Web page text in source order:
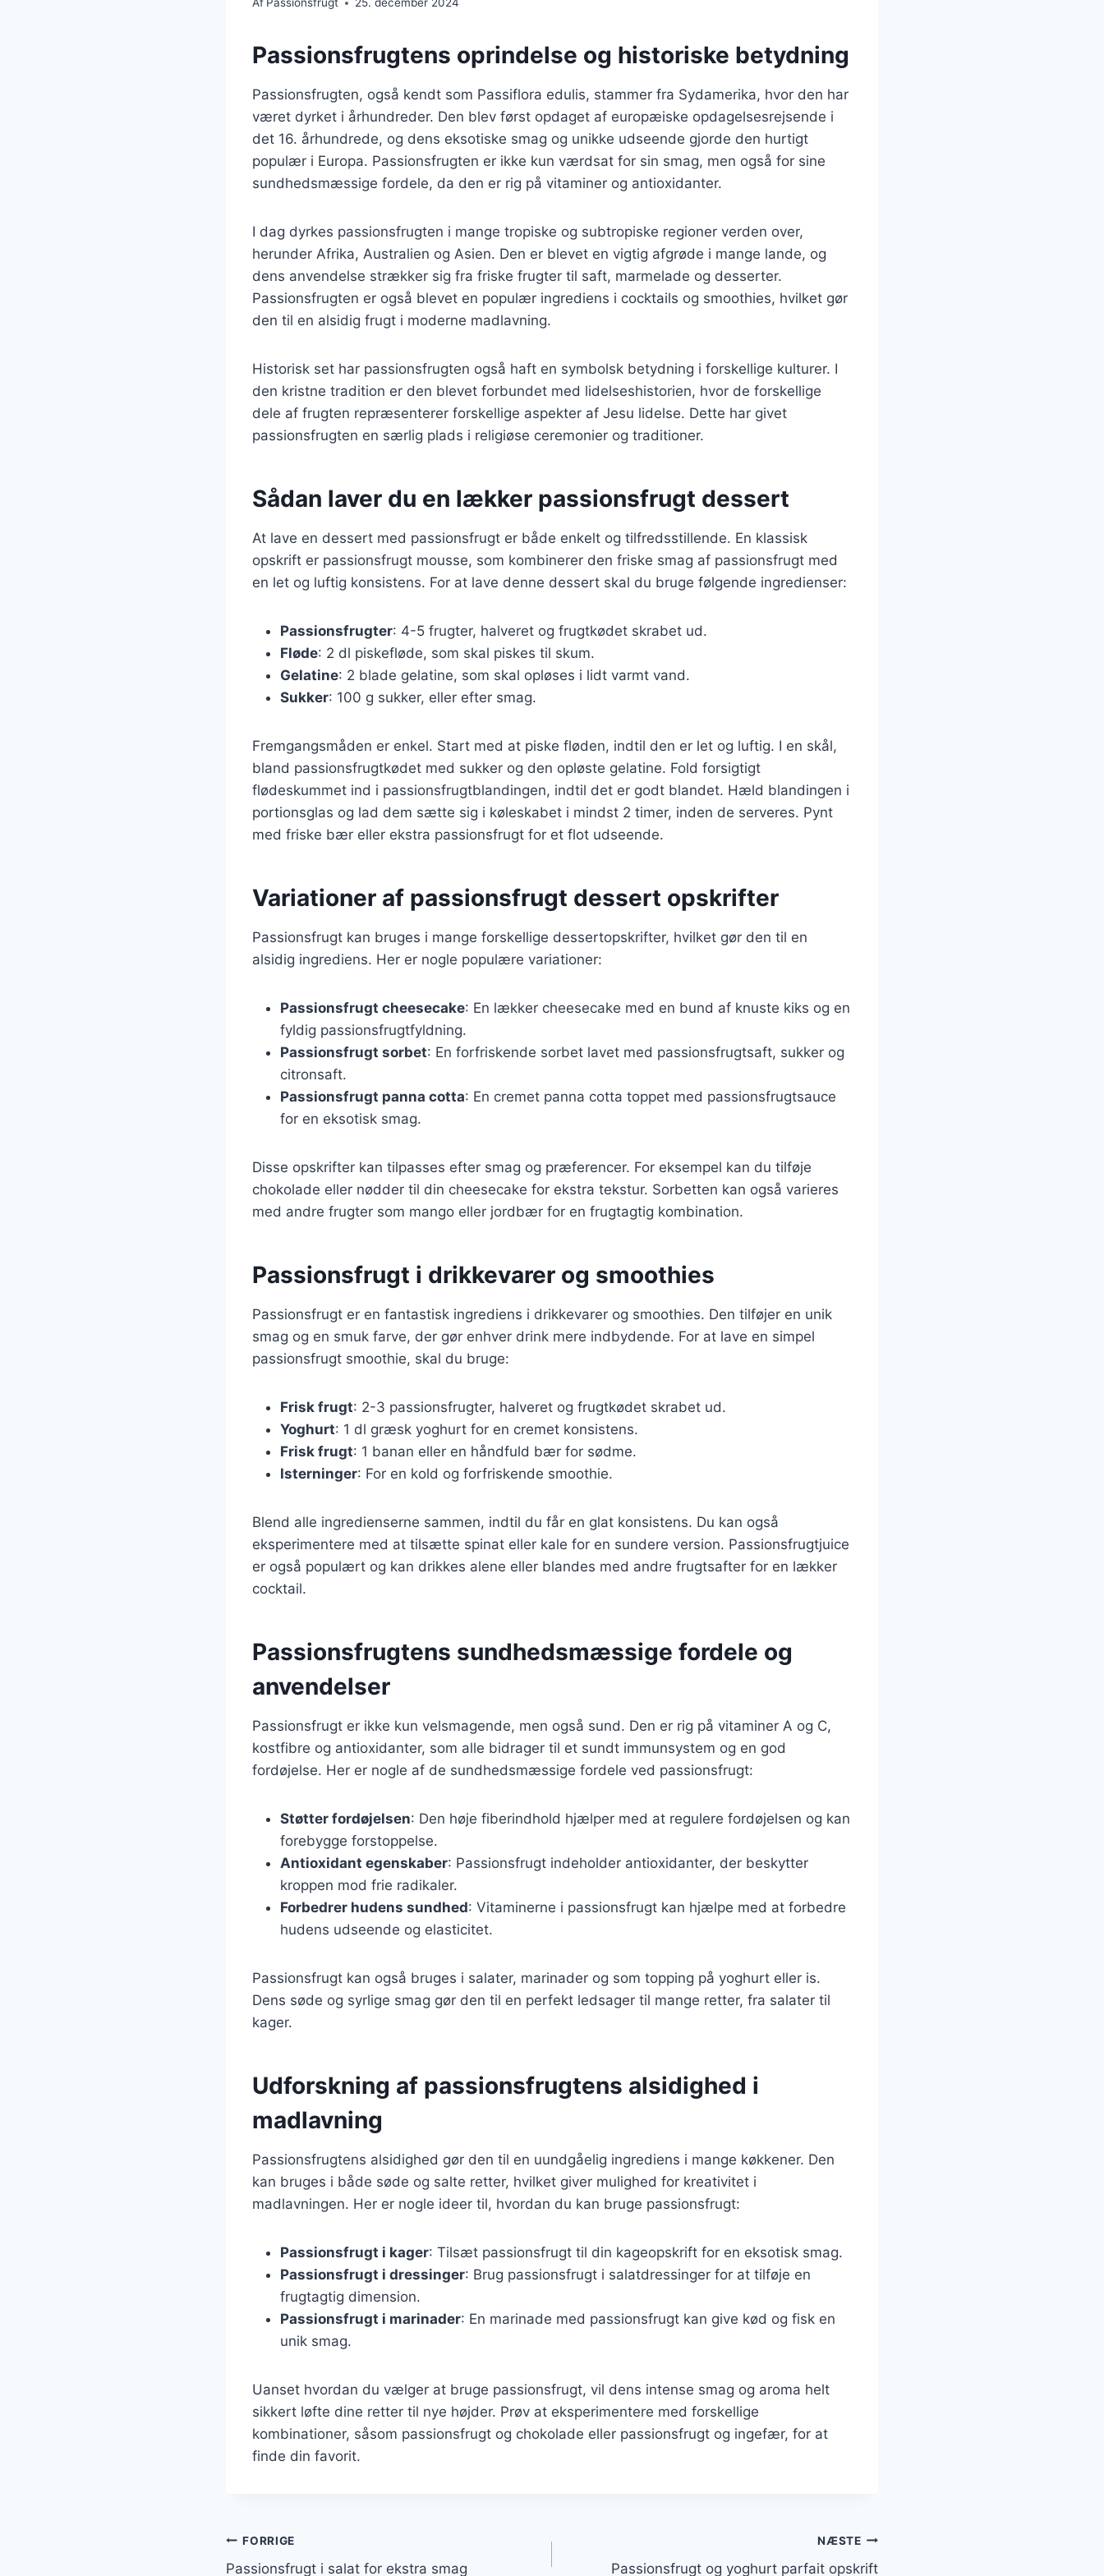
Passionsfrugtens oprindelse og historiske betydning
Passionsfrugten, også kendt som Passiflora edulis, stammer fra Sydamerika, hvor den har
været dyrket i århundreder. Den blev først opdaget af europæiske opdagelsesrejsende i
det 16. århundrede, og dens eksotiske smag og unikke udseende gjorde den hurtigt
populær i Europa. Passionsfrugten er ikke kun værdsat for sin smag, men også for sine
sundhedsmæssige fordele, da den er rig på vitaminer og antioxidanter.
I dag dyrkes passionsfrugten i mange tropiske og subtropiske regioner verden over,
herunder Afrika, Australien og Asien. Den er blevet en vigtig afgrøde i mange lande, og
dens anvendelse strækker sig fra friske frugter til saft, marmelade og desserter.
Passionsfrugten er også blevet en populær ingrediens i cocktails og smoothies, hvilket gør
den til en alsidig frugt i moderne madlavning.
Historisk set har passionsfrugten også haft en symbolsk betydning i forskellige kulturer. I
den kristne tradition er den blevet forbundet med lidelseshistorien, hvor de forskellige
dele af frugten repræsenterer forskellige aspekter af Jesu lidelse. Dette har givet
passionsfrugten en særlig plads i religiøse ceremonier og traditioner.
Sådan laver du en lækker passionsfrugt dessert
At lave en dessert med passionsfrugt er både enkelt og tilfredsstillende. En klassisk
opskrift er passionsfrugt mousse, som kombinerer den friske smag af passionsfrugt med
en let og luftig konsistens. For at lave denne dessert skal du bruge følgende ingredienser:
Passionsfrugter: 4-5 frugter, halveret og frugtkødet skrabet ud.
Fløde: 2 dl piskefløde, som skal piskes til skum.
Gelatine: 2 blade gelatine, som skal opløses i lidt varmt vand.
Sukker: 100 g sukker, eller efter smag.
Fremgangsmåden er enkel. Start med at piske fløden, indtil den er let og luftig. I en skål,
bland passionsfrugtkødet med sukker og den opløste gelatine. Fold forsigtigt
flødeskummet ind i passionsfrugtblandingen, indtil det er godt blandet. Hæld blandingen i
portionsglas og lad dem sætte sig i køleskabet i mindst 2 timer, inden de serveres. Pynt
med friske bær eller ekstra passionsfrugt for et flot udseende.
Variationer af passionsfrugt dessert opskrifter
Passionsfrugt kan bruges i mange forskellige dessertopskrifter, hvilket gør den til en
alsidig ingrediens. Her er nogle populære variationer:
Passionsfrugt cheesecake: En lækker cheesecake med en bund af knuste kiks og en
fyldig passionsfrugtfyldning.
Passionsfrugt sorbet: En forfriskende sorbet lavet med passionsfrugtsaft, sukker og
citronsaft.
Passionsfrugt panna cotta: En cremet panna cotta toppet med passionsfrugtsauce
for en eksotisk smag.
Disse opskrifter kan tilpasses efter smag og præferencer. For eksempel kan du tilføje
chokolade eller nødder til din cheesecake for ekstra tekstur. Sorbetten kan også varieres
med andre frugter som mango eller jordbær for en frugtagtig kombination.
Passionsfrugt i drikkevarer og smoothies
Passionsfrugt er en fantastisk ingrediens i drikkevarer og smoothies. Den tilføjer en unik
smag og en smuk farve, der gør enhver drink mere indbydende. For at lave en simpel
passionsfrugt smoothie, skal du bruge:
Frisk frugt: 2-3 passionsfrugter, halveret og frugtkødet skrabet ud.
Yoghurt: 1 dl græsk yoghurt for en cremet konsistens.
Frisk frugt: 1 banan eller en håndfuld bær for sødme.
Isterninger: For en kold og forfriskende smoothie.
Blend alle ingredienserne sammen, indtil du får en glat konsistens. Du kan også
eksperimentere med at tilsætte spinat eller kale for en sundere version. Passionsfrugtjuice
er også populært og kan drikkes alene eller blandes med andre frugtsafter for en lækker
cocktail.
Passionsfrugtens sundhedsmæssige fordele og
anvendelser
Passionsfrugt er ikke kun velsmagende, men også sund. Den er rig på vitaminer A og C,
kostfibre og antioxidanter, som alle bidrager til et sundt immunsystem og en god
fordøjelse. Her er nogle af de sundhedsmæssige fordele ved passionsfrugt:
Støtter fordøjelsen: Den høje fiberindhold hjælper med at regulere fordøjelsen og kan
forebygge forstoppelse.
Antioxidant egenskaber: Passionsfrugt indeholder antioxidanter, der beskytter
kroppen mod frie radikaler.
Forbedrer hudens sundhed: Vitaminerne i passionsfrugt kan hjælpe med at forbedre
hudens udseende og elasticitet.
Passionsfrugt kan også bruges i salater, marinader og som topping på yoghurt eller is.
Dens søde og syrlige smag gør den til en perfekt ledsager til mange retter, fra salater til
kager.
Udforskning af passionsfrugtens alsidighed i
madlavning
Passionsfrugtens alsidighed gør den til en uundgåelig ingrediens i mange køkkener. Den
kan bruges i både søde og salte retter, hvilket giver mulighed for kreativitet i
madlavningen. Her er nogle ideer til, hvordan du kan bruge passionsfrugt:
Passionsfrugt i kager: Tilsæt passionsfrugt til din kageopskrift for en eksotisk smag.
Passionsfrugt i dressinger: Brug passionsfrugt i salatdressinger for at tilføje en
frugtagtig dimension.
Passionsfrugt i marinader: En marinade med passionsfrugt kan give kød og fisk en
unik smag.
Uanset hvordan du vælger at bruge passionsfrugt, vil dens intense smag og aroma helt
sikkert løfte dine retter til nye højder. Prøv at eksperimentere med forskellige
kombinationer, såsom passionsfrugt og chokolade eller passionsfrugt og ingefær, for at
finde din favorit.
Indlægsnavigation
FORRIGE
Passionsfrugt i salat for ekstra smag
NÆSTE
Passionsfrugt og yoghurt parfait opskrift